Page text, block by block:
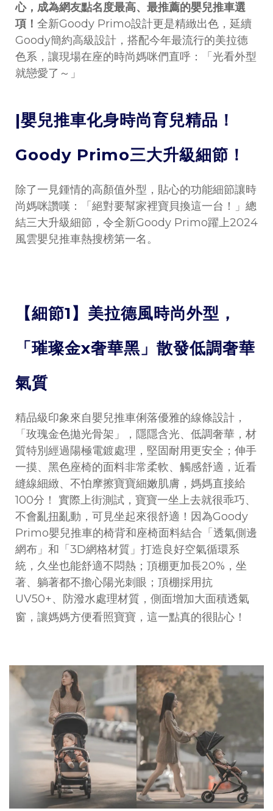
心，成為網友點名度最高、最推薦的嬰兒推車選
項！ 全新Goody Primo設計更是精緻出色，延續
Goody簡約高級設計，搭配今年最流行的美拉德
色系，讓現場在座的時尚媽咪們直呼：「光看外型
就戀愛了～」
|嬰兒推車化身時尚育兒精品！
Goody Primo三大升級細節！
除了一見鍾情的高顏值外型，貼心的功能細節讓時
尚媽咪讚嘆：「絕對要幫家裡寶貝換這一台！」總
結三大升級細節，令全新Goody Primo躍上2024
風雲嬰兒推車熱搜榜第一名。
【細節1】美拉德風時尚外型，
「璀璨金x奢華黑」散發低調奢華
氣質
精品級印象來自嬰兒推車俐落優雅的線條設計，
「玫瑰金色拋光骨架」，隱隱含光、低調奢華，材
質特別經過陽極電鍍處理，堅固耐用更安全；伸手
一摸、黑色座椅的面料非常柔軟、觸感舒適，近看
縫線細緻、不怕摩擦寶寶細嫩肌膚，媽媽直接給
100分！ 實際上街測試，寶寶一坐上去就很乖巧、
不會亂扭亂動，可見坐起來很舒適！因為Goody
Primo嬰兒推車的椅背和座椅面料結合「透氣側邊
網布」和「3D網格材質」打造良好空氣循環系
統，久坐也能舒適不悶熱；頂棚更加長20%，坐
著、躺著都不擔心陽光刺眼；頂棚採用抗
UV50+、防潑水處理材質，側面增加大面積透氣
窗，讓媽媽方便看照寶寶，這一點真的很貼心！